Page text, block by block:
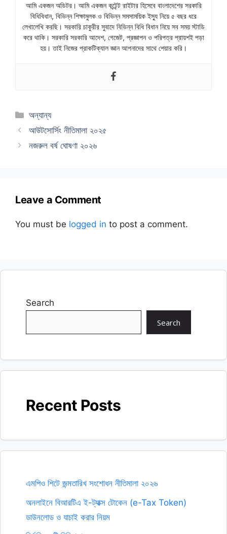
আমি একজন অডিটর। আমি একজন কন্টেন্ট রাইটার হিসেবে বাংলাদেশের সরকারি
বিধিবিধান, বিভিন্ন শিক্ষামুলক ও বিভিন্ন সমসাময়িক ইস্যু নিয়ে ৫ বছর ধরে
লেখালেখি করছি। সরকারি চাকুরীর সুবাদে বিভিন্ন বিধি বিধান নিয়ে সব সময় স্টাডি
করে থাকি। সরকারি সরকারি আদেশ, গেজেট, প্রজ্ঞাপন ও পরিপত্র প্রায়শই পড়া
হয়। তাই নিজের প্রাকটিক্যাল জ্ঞান আপনাদের সাথে শেয়ার করি।
Categories
অন্যান্য
আউটসোর্সিং নীতিমালা ২০২৫
নজরুল বর্ষ ঘোষণা ২০২৬
Leave a Comment
You must be logged in to post a comment.
Search
Search
Recent Posts
এমপিও শিটে জন্মতারিখ সংশোধন নীতিমালা ২০২৬
অনলাইনে বিআরটিএ ই-ট্যাক্স টোকেন (e-Tax Token)
ডাউনলোড ও যাচাই করার নিয়ম